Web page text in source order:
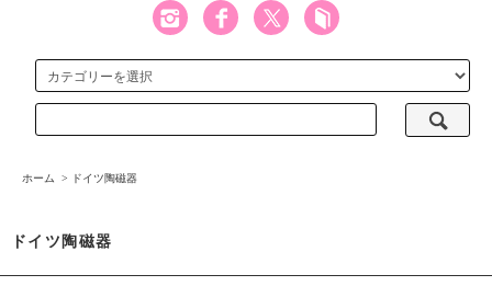
ホーム > ドイツ陶磁器
ドイツ陶磁器